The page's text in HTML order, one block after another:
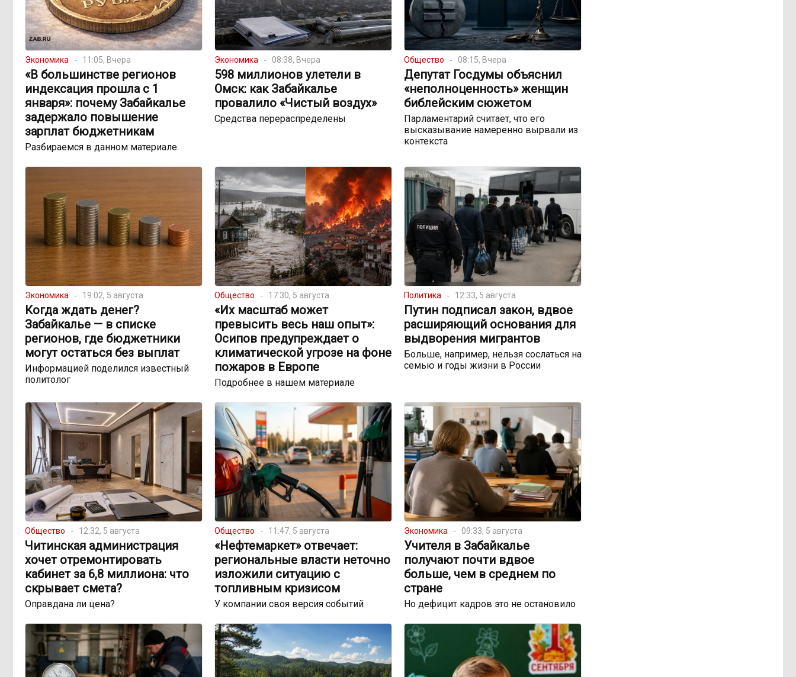
Экономика 11:05, Вчера
«В большинстве регионов
индексация прошла с 1
января»: почему Забайкалье
задержало повышение
зарплат бюджетникам
Разбираемся в данном материале
Экономика 08:38, Вчера
598 миллионов улетели в
Омск: как Забайкалье
провалило «Чистый воздух»
Средства перераспределены
Общество 08:15, Вчера
Депутат Госдумы объяснил
«неполноценность» женщин
библейским сюжетом
Парламентарий считает, что его
высказывание намеренно вырвали из
контекста
Экономика 19:02, 5 августа
Когда ждать денег?
Забайкалье — в списке
регионов, где бюджетники
могут остаться без выплат
Информацией поделился известный
политолог
Общество 17:30, 5 августа
«Их масштаб может
превысить весь наш опыт»:
Осипов предупреждает о
климатической угрозе на фоне
пожаров в Европе
Подробнее в нашем материале
Политика 12:33, 5 августа
Путин подписал закон, вдвое
расширяющий основания для
выдворения мигрантов
Больше, например, нельзя сослаться на
семью и годы жизни в России
Общество 12:32, 5 августа
Читинская администрация
хочет отремонтировать
кабинет за 6,8 миллиона: что
скрывает смета?
Оправдана ли цена?
Общество 11:47, 5 августа
«Нефтемаркет» отвечает:
региональные власти неточно
изложили ситуацию с
топливным кризисом
У компании своя версия событий
Экономика 09:33, 5 августа
Учителя в Забайкалье
получают почти вдвое
больше, чем в среднем по
стране
Но дефицит кадров это не остановило